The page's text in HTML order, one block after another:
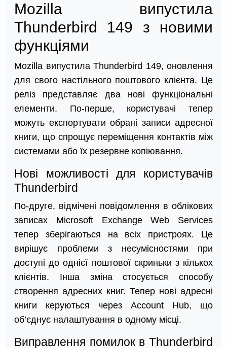
Mozilla випустила
Thunderbird 149 з новими
функціями
Mozilla випустила Thunderbird 149, оновлення
для свого настільного поштового клієнта. Це
реліз представляє два нові функціональні
елементи. По-перше, користувачі тепер
можуть експортувати обрані записи адресної
книги, що спрощує переміщення контактів між
системами або їх резервне копіювання.
Нові можливості для користувачів
Thunderbird
По-друге, відмічені повідомлення в облікових
записах Microsoft Exchange Web Services
тепер зберігаються на всіх пристроях. Це
вирішує проблеми з несумісностями при
доступі до однієї поштової скриньки з кількох
клієнтів. Інша зміна стосується способу
створення адресних книг. Тепер нові адресні
книги керуються через Account Hub, що
об’єднує налаштування в одному місці.
Виправлення помилок в Thunderbird